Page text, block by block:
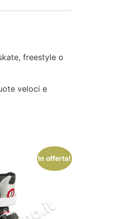
freestyle o
veloci e
In offerta!